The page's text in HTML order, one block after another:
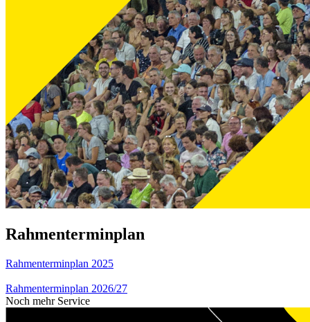
Rahmenterminplan
Rahmenterminplan 2025
Rahmenterminplan 2026/27
Noch mehr Service